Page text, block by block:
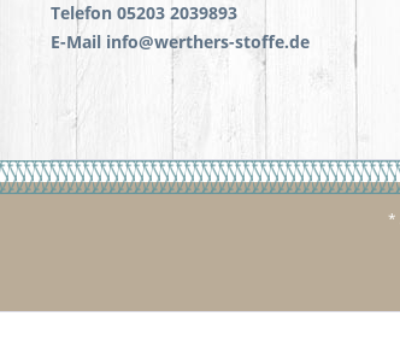
Telefon 05203 2039893
E-Mail info@werthers-stoffe.de
*